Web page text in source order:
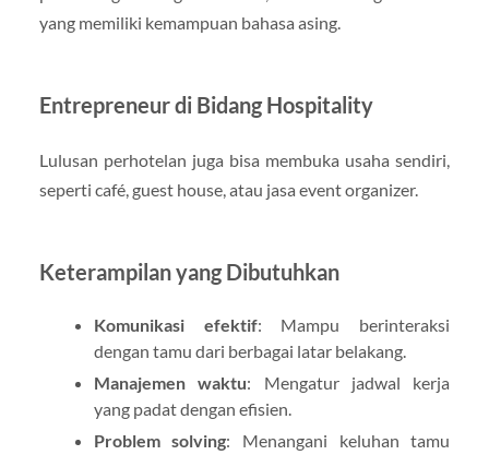
yang memiliki kemampuan bahasa asing.
Entrepreneur di Bidang Hospitality
Lulusan perhotelan juga bisa membuka usaha sendiri,
seperti café, guest house, atau jasa event organizer.
Keterampilan yang Dibutuhkan
Komunikasi efektif: Mampu berinteraksi
dengan tamu dari berbagai latar belakang.
Manajemen waktu: Mengatur jadwal kerja
yang padat dengan efisien.
Problem solving: Menangani keluhan tamu